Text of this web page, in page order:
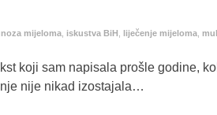
mijeloma iskustva BiH liječenje mijeloma
koji sam napisala prošle godine,
nije nikad izostajala…